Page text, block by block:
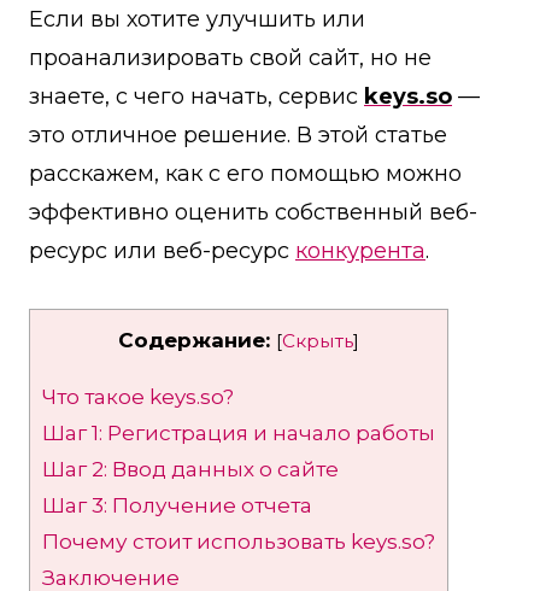
Если вы хотите улучшить или
проанализировать свой сайт, но не
знаете, с чего начать, сервис keys.so —
это отличное решение. В этой статье
расскажем, как с его помощью можно
эффективно оценить собственный веб-
ресурс или веб-ресурс конкурента.
Содержание: [Скрыть]
Что такое keys.so?
Шаг 1: Регистрация и начало работы
Шаг 2: Ввод данных о сайте
Шаг 3: Получение отчета
Почему стоит использовать keys.so?
Заключение